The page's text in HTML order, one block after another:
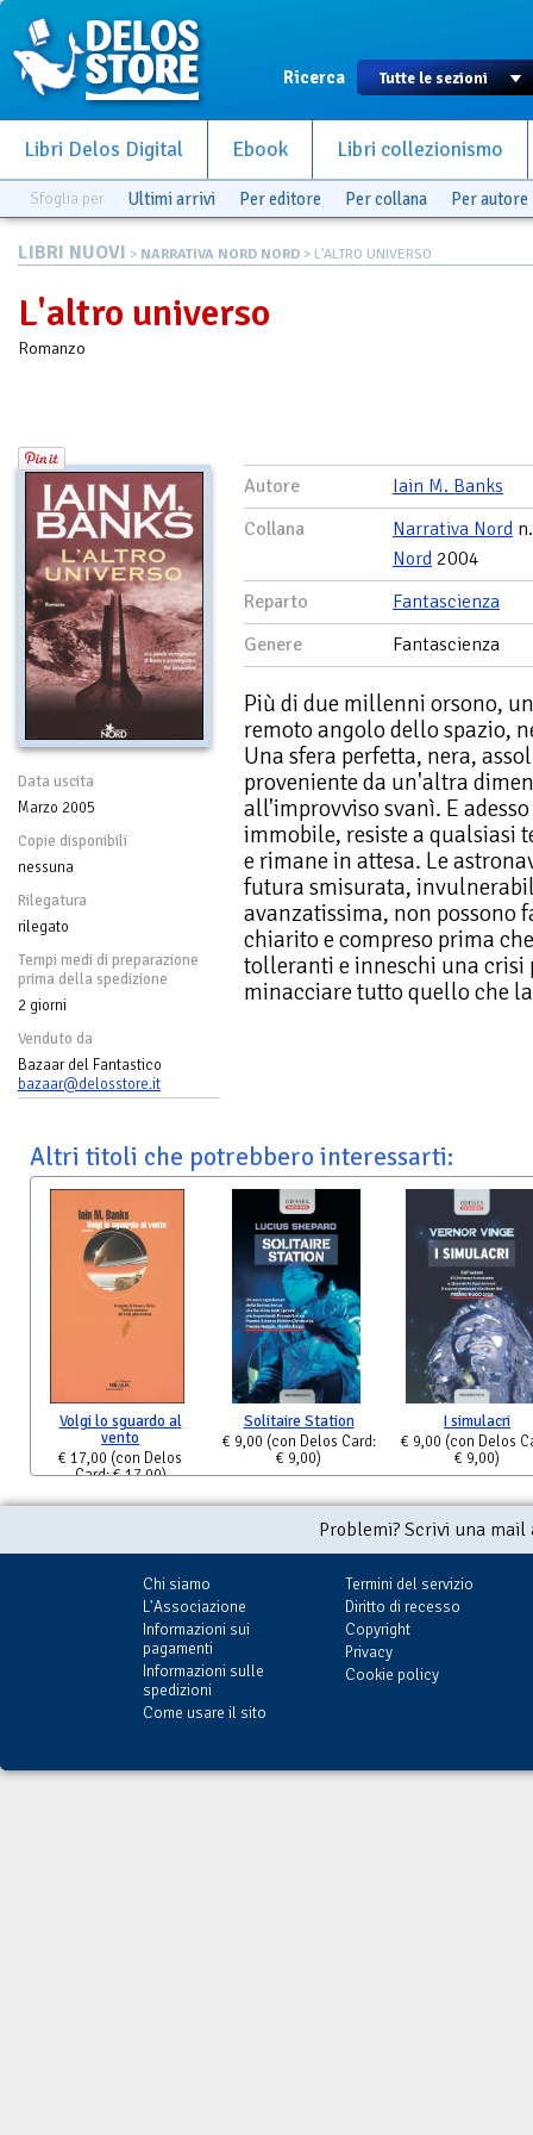
Ricerca
Libri Delos Digital Ebook Libri collezionismo
Sfoglia per Ultimi arrivi Per editore Per collana Per autore
LIBRI NUOVI > NARRATIVA NORD NORD > L'ALTRO UNIVERSO
L'altro universo
Romanzo
Data uscita
Marzo 2005
Copie disponibili
nessuna
Rilegatura
rilegato
Tempi medi di preparazione
prima della spedizione
2 giorni
Venduto da
Bazaar del Fantastico
bazaar@delosstore.it
Autore
Iain M. Banks
Collana
Narrativa Nord
Nord 2004
Reparto
Fantascienza
Genere
Fantascienza
Più di due millenni orsono,
remoto angolo dello spazio,
Una sfera perfetta, nera,
proveniente da un'altra
all'improvviso svanì. E
immobile, resiste a qualsiasi
e rimane in attesa. Le
futura smisurata,
avanzatissima, non possono
chiarito e compreso prima
tolleranti e inneschi una
minacciare tutto quello che
Altri titoli che potrebbero interessarti:
Volgi lo sguardo al
vento
€ 17,00 (con Delos
Card: € 17,00)
Solitaire Station
€ 9,00 (con Delos Card:
€ 9,00)
I simulacri
€ 9,00 (con Delos
€ 9,00)
Problemi? Scrivi una
Chi siamo
L'Associazione
Informazioni sui
pagamenti
Informazioni sulle
spedizioni
Come usare il sito
Termini del servizio
Diritto di recesso
Copyright
Privacy
Cookie policy